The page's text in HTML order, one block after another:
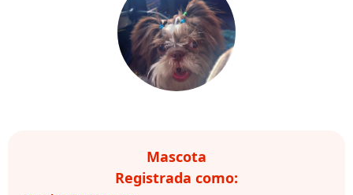
Mascota
Registrada como: